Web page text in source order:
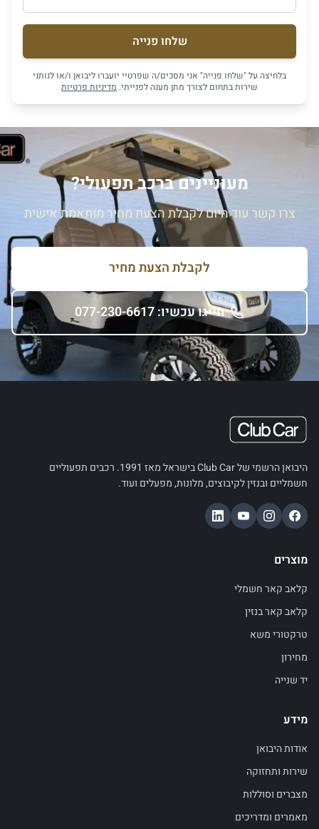
שלחו פנייה
בלחיצה על "שלחו פנייה" אני מסכים/ה שפרטיי יועברו ליבואן ו/או לנותני
שירות בתחום לצורך מתן מענה לפנייתי. מדיניות פרטיות
מעוניינים ברכב תפעולי?
צרו קשר עוד היום לקבלת הצעת מחיר מותאמת אישית
לקבלת הצעת מחיר
חייגו עכשיו: 077-230-6617
היבואן הרשמי של Club Car בישראל מאז 1991. רכבים תפעוליים
חשמליים ובנזין לקיבוצים, מלונות, מפעלים ועוד.
מוצרים
קלאב קאר חשמלי
קלאב קאר בנזין
טרקטורי משא
מחירון
יד שנייה
מידע
אודות היבואן
שירות ותחזוקה
מצברים וסוללות
מאמרים ומדריכים